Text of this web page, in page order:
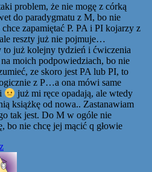
problem, że nie mogę z córką
do paradygmatu z M, bo nie
zapamiętać P. PA i PI kojarzy z
reszty już nie pojmuje…
to już kolejny tydzień i ćwiczenia
moich podpowiedziach, bo nie
ze skoro jest PA lub PI, to
z P…a ona mówi same
już mi ręce opadają, ale wtedy
książkę od nowa.. Zastanawiam
tak jest. Do M w ogóle nie
bo nie chcę jej mącić q głowie